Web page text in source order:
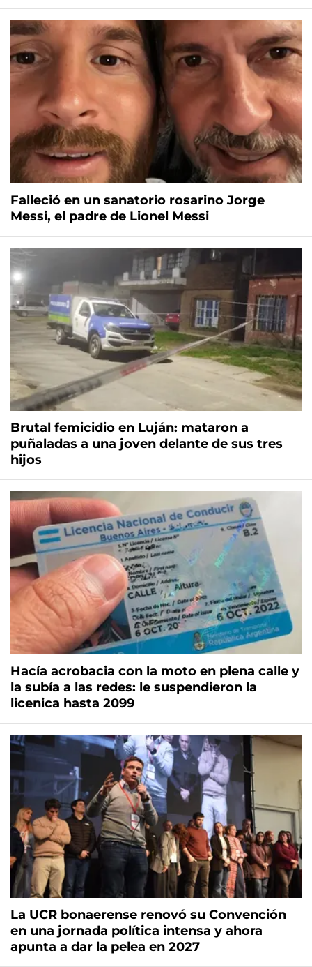
Falleció en un sanatorio rosarino Jorge
Messi, el padre de Lionel Messi
Brutal femicidio en Luján: mataron a
puñaladas a una joven delante de sus tres
hijos
Hacía acrobacia con la moto en plena calle y
la subía a las redes: le suspendieron la
licenica hasta 2099
La UCR bonaerense renovó su Convención
en una jornada política intensa y ahora
apunta a dar la pelea en 2027